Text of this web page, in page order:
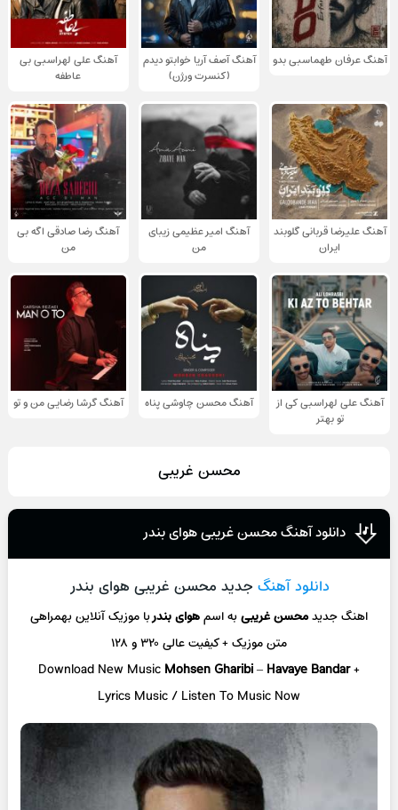
آهنگ عرفان طهماسبی بدو
آهنگ آصف آریا خوابتو دیدم
(کنسرت ورژن)
آهنگ علی لهراسبی بی
عاطفه
آهنگ علیرضا قربانی گلوبند
ایران
آهنگ امیر عظیمی زیبای
من
آهنگ رضا صادقی اگه بی
من
آهنگ علی لهراسبی کی از
تو ‌بهتر
آهنگ محسن چاوشی پناه آهنگ گرشا رضایی من و تو
محسن غریبی
دانلود آهنگ محسن غریبی هوای بندر
دانلود آهنگ جدید محسن غریبی هوای بندر
اهنگ جدیدمحسن غریبیبه اسمهوای بندربا موزیک آنلاین بهمراهی
متن موزیک + کیفیت عالی ۳۲۰ و ۱۲۸
Download New Music Mohsen Gharibi– Havaye Bandar+
Lyrics Music / Listen To Music Now